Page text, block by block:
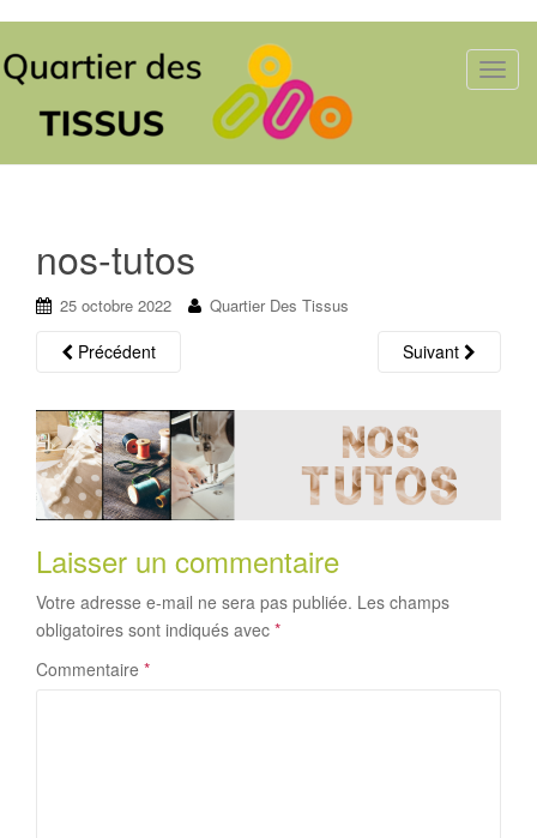
T
nos-tutos
25 octobre 2022 Quartier Des Tissus
Précédent Suivant
Laisser un commentaire
Votre adresse e-mail ne sera pas publiée. Les champs
obligatoires sont indiqués avec *
Commentaire *